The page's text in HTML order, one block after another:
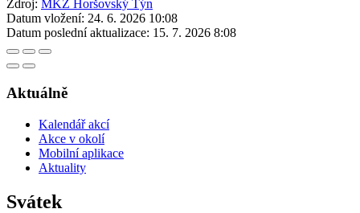
Zdroj: MKZ Horšovský Týn
Datum vložení: 24. 6. 2026 10:08
Datum poslední aktualizace: 15. 7. 2026 8:08
Aktuálně
Kalendář akcí
Akce v okolí
Mobilní aplikace
Aktuality
Svátek